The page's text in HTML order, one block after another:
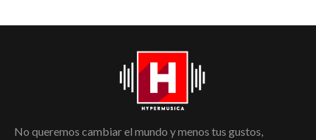
No queremos cambiar el mundo y menos tus gustos,